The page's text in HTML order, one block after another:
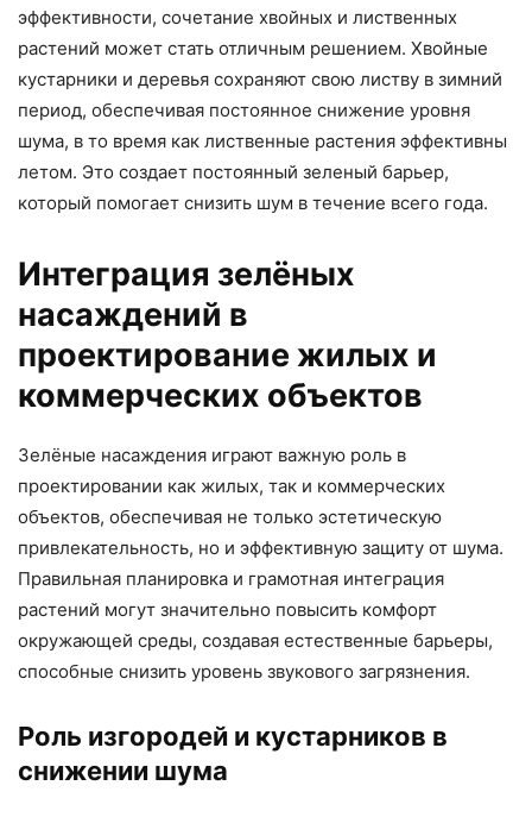
эффективности, сочетание хвойных и лиственных
растений может стать отличным решением. Хвойные
кустарники и деревья сохраняют свою листву в зимний
период, обеспечивая постоянное снижение уровня
шума, в то время как лиственные растения эффективны
летом. Это создает постоянный зеленый барьер,
который помогает снизить шум в течение всего года.
Интеграция зелёных
насаждений в
проектирование жилых и
коммерческих объектов
Зелёные насаждения играют важную роль в
проектировании как жилых, так и коммерческих
объектов, обеспечивая не только эстетическую
привлекательность, но и эффективную защиту от шума.
Правильная планировка и грамотная интеграция
растений могут значительно повысить комфорт
окружающей среды, создавая естественные барьеры,
способные снизить уровень звукового загрязнения.
Роль изгородей и кустарников в
снижении шума